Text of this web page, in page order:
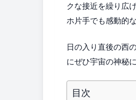
クな接近を繰り広
ホ片手でも感動的
日の入り直後の西
にぜひ宇宙の神秘
目次